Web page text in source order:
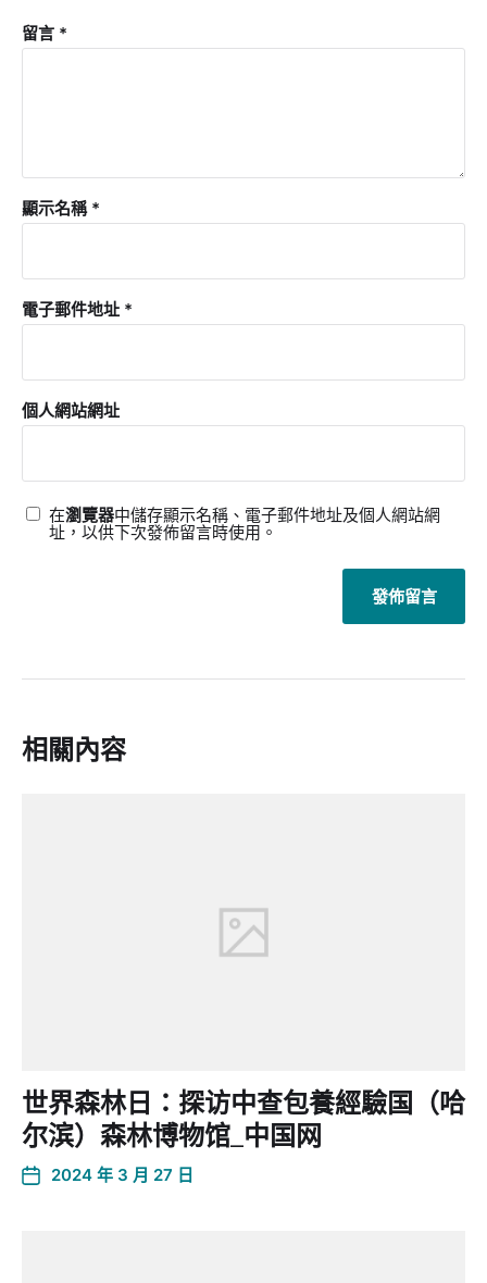
留言 *
顯示名稱 *
電子郵件地址 *
個人網站網址
在瀏覽器中儲存顯示名稱、電子郵件地址及個人網站網
址，以供下次發佈留言時使用。
相關內容
世界森林日：探访中查包養經驗国（哈
尔滨）森林博物馆_中国网
2024 年 3 月 27 日